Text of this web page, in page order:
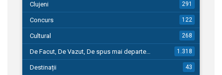
Clujeni 291
Concurs 122
Cultural 268
De Facut, De Vazut, De spus mai departe… 1.318
Destinații 43